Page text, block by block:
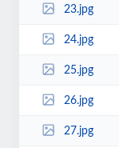
23.jpg
24.jpg
25.jpg
26.jpg
27.jpg